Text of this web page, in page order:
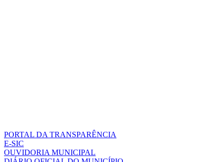
PORTAL DA TRANSPARÊNCIA
E-SIC
OUVIDORIA MUNICIPAL